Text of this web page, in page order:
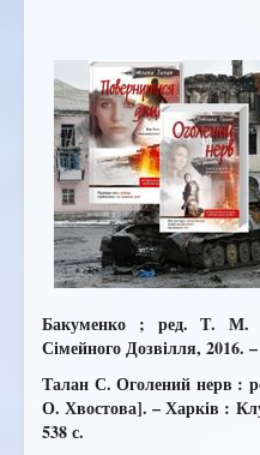
Бакуменко ; ред. Т. М.
Сімейного Дозвілля, 2016.
Талан С. Оголений нерв :
О. Хвостова]. – Харків :
538 с.